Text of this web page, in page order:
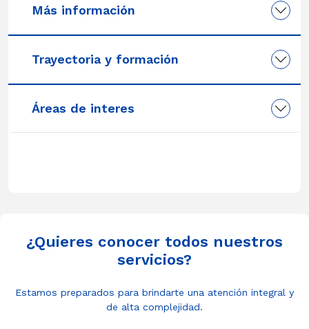
Más información
Trayectoria y formación
Áreas de interes
¿Quieres conocer todos nuestros
servicios?
Estamos preparados para brindarte una atención integral y
de alta complejidad.